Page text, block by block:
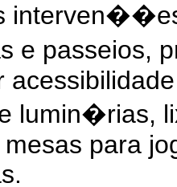
e passeios,
lumin�rias,
para